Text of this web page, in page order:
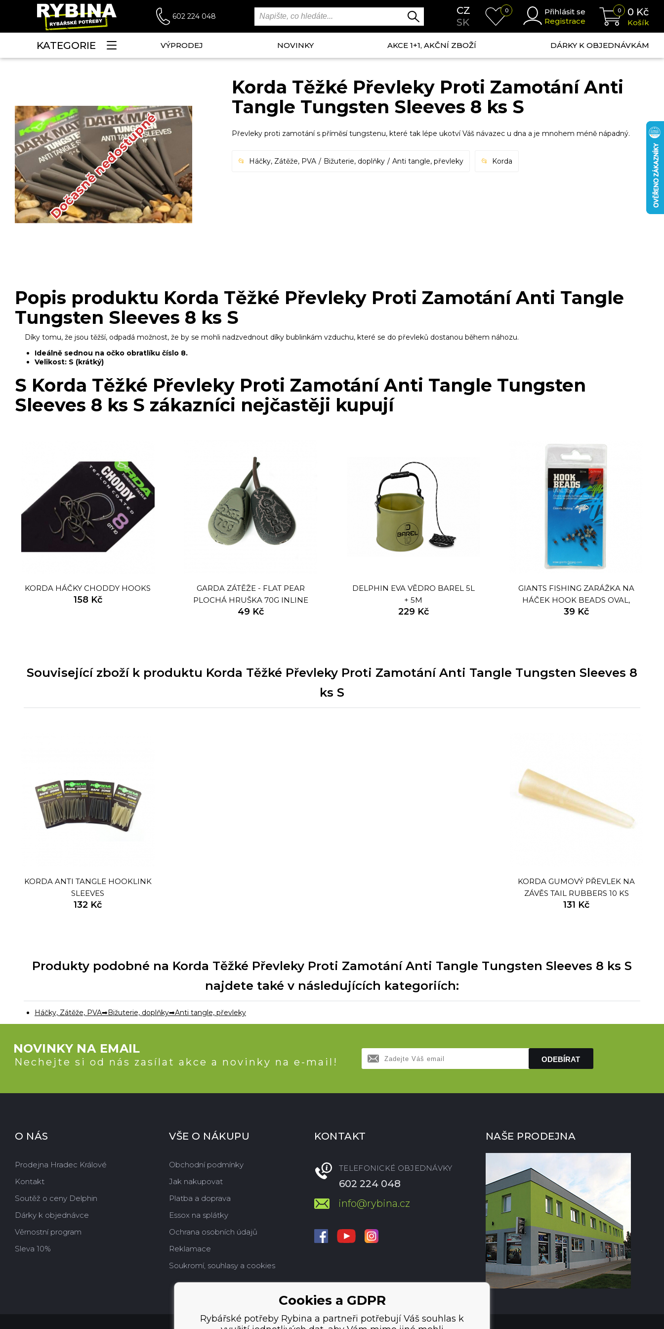
602 224 048
CZ
SK
0
Přihlásit se
Registrace
0 0 Kč
Košík
KATEGORIE VÝPRODEJ NOVINKY AKCE 1+1, AKČNÍ ZBOŽÍ DÁRKY K OBJEDNÁVKÁM
Dočasně nedostupné
Korda Těžké Převleky Proti Zamotání Anti
Tangle Tungsten Sleeves 8 ks S
Převleky proti zamotání s příměsí tungstenu, které tak lépe ukotví Váš návazec u dna a je mnohem méně nápadný.
Háčky, Zátěže, PVA Bižuterie, doplňky Anti tangle, převleky Korda
Popis produktu Korda Těžké Převleky Proti Zamotání Anti Tangle
Tungsten Sleeves 8 ks S
Díky tomu, že jsou těžší, odpadá možnost, že by se mohli nadzvednout díky bublinkám vzduchu, které se do převleků dostanou během náhozu.
Ideálně sednou na očko obratlíku číslo 8.
Velikost: S (krátký)
S Korda Těžké Převleky Proti Zamotání Anti Tangle Tungsten
Sleeves 8 ks S zákazníci nejčastěji kupují
KORDA HÁČKY CHODDY HOOKS
158 Kč
GARDA ZÁTĚŽE - FLAT PEAR
PLOCHÁ HRUŠKA 70G INLINE
49 Kč
DELPHIN EVA VĚDRO BAREL 5L
+ 5M
229 Kč
GIANTS FISHING ZARÁŽKA NA
HÁČEK HOOK BEADS OVAL,
30KS
39 Kč
Související zboží k produktu Korda Těžké Převleky Proti Zamotání Anti Tangle Tungsten Sleeves 8
ks S
KORDA ANTI TANGLE HOOKLINK
SLEEVES
132 Kč
KORDA GUMOVÝ PŘEVLEK NA
ZÁVĚS TAIL RUBBERS 10 KS
GRAVEL
131 Kč
Produkty podobné na Korda Těžké Převleky Proti Zamotání Anti Tangle Tungsten Sleeves 8 ks S
najdete také v následujících kategoriích:
Háčky, Zátěže, PVA Bižuterie, doplňky Anti tangle, převleky
NOVINKY NA EMAIL
Nechejte si od nás zasílat akce a novinky na e-mail! ODEBÍRAT
O NÁS
Prodejna Hradec Králové
Kontakt
Soutěž o ceny Delphin
Dárky k objednávce
Věrnostní program
Sleva 10%
VŠE O NÁKUPU
Obchodní podmínky
Jak nakupovat
Platba a doprava
Essox na splátky
Ochrana osobních údajů
Reklamace
Soukromí, souhlasy a cookies
KONTAKT
TELEFONICKÉ OBJEDNÁVKY
602 224 048
info@rybina.cz
NAŠE PRODEJNA
Cookies a GDPR
Rybářské potřeby Rybina a partneři potřebují Váš souhlas k